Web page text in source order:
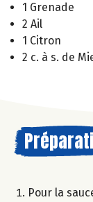
1 Grenade
2 Ail
1 Citron
2 c. à s. de
Pour la